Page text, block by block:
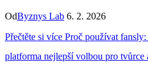
OdByznys Lab 6. 2. 2026
Přečtěte si více Proč používat
platforma nejlepší volbou pro tvůrce